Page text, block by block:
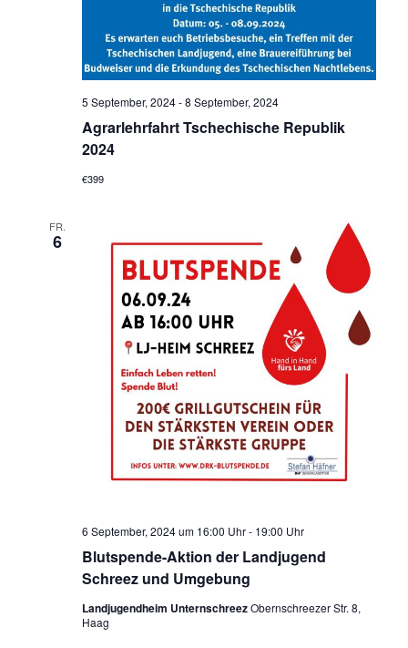
Agrarlehrfahrt Tschechische Republik
2024
5 September, 2024-8 September, 2024
€399
FR.
6
Blutspende-Aktion der Landjugend
Schreez und Umgebung
6 September, 2024 um 16:00 Uhr- 19:00 Uhr
Landjugendheim UnternschreezObernschreezer Str. 8,
Haag